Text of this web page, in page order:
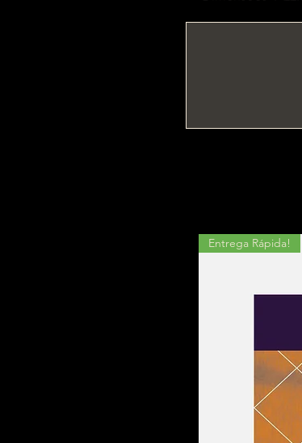
Entrega Rápida!